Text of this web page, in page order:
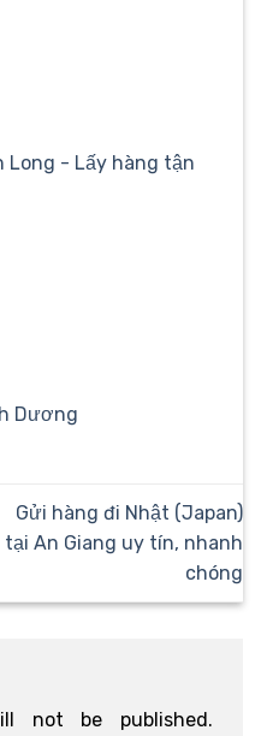
Long - Lấy hàng tận
Dương
Gửi hàng đi Nhật (Japan)
tại An Giang uy tín, nhanh
chóng
not be published.